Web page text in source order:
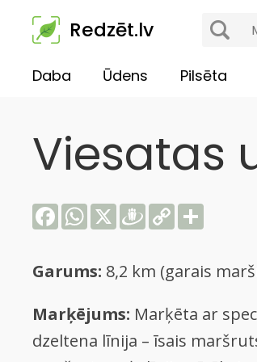
Redzēt.lv
Daba Ūdens Pilsēta
Viesatas
FacebookWhatsApp
X Draugiem
Copy
Link
Garums: 8,2 km (garais
Marķējums: Marķēta ar
dzeltena līnija – īsais